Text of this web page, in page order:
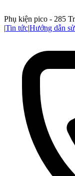
Phụ kiện pico - 285
|Tin tức|Hướng dẫn